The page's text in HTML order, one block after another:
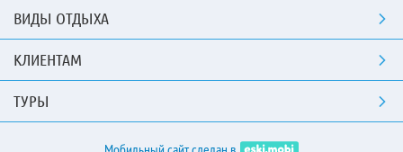
ВИДЫ ОТДЫХА
КЛИЕНТАМ
ТУРЫ